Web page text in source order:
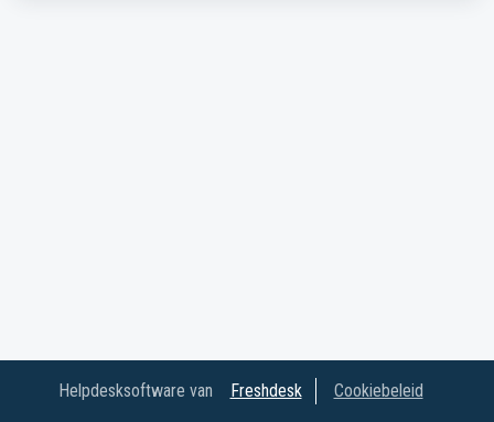
Helpdesksoftware van Freshdesk Cookiebeleid